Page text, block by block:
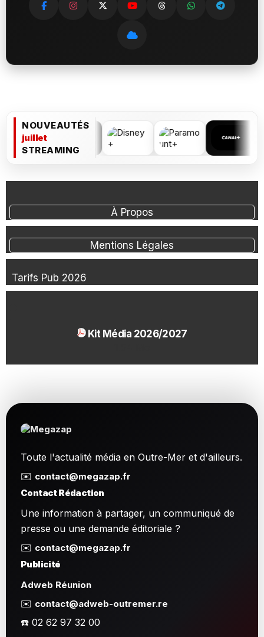
NOUVEAUTÉS
juillet
STREAMING
À Propos
Mentions Légales
Tarifs Pub 2026
Kit Média 2026/2027
Toute l'actualité média en Outre-Mer et d'ailleurs.
✉️ contact@megazap.fr
Contact Rédaction
Une information à partager, un communiqué de
presse ou une demande éditoriale ?
✉️ contact@megazap.fr
Publicité
Adweb Réunion
✉️ contact@adweb-outremer.re
☎️ 02 62 97 32 00